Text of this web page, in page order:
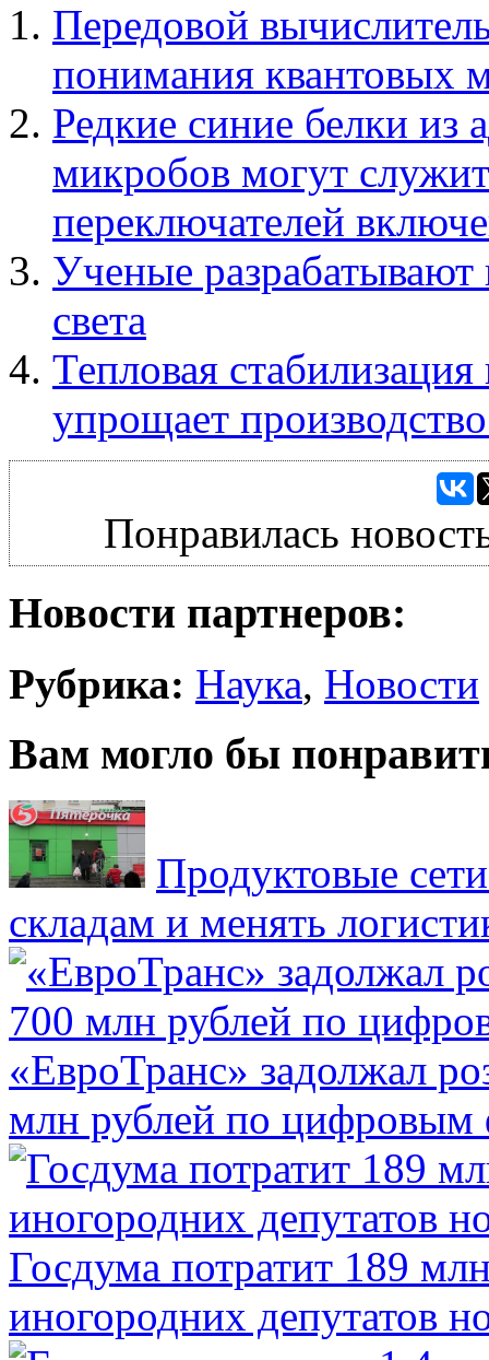
Передовой
понимания квантовых
Редкие синие белки из
микробов могут
переключателей
Ученые разрабатывают
света
Тепловая
упрощает
Понравилась
Новости партнеров:
Рубрика: Наука, Новости
Вам могло бы
Продуктовые
складам и менять
«ЕвроТранс» задолжал
млн рублей по цифровым
Госдума потратит 189
иногородних депутатов